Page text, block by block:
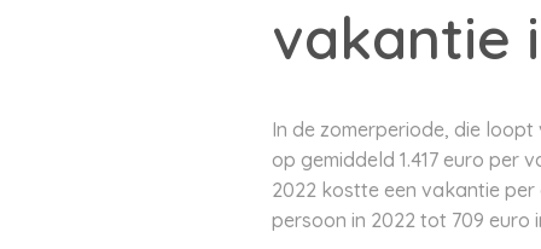
vakantie
In de zomerperiode, die
op gemiddeld 1.417 euro per
2022 kostte een vakantie
persoon in 2022 tot 709 euro